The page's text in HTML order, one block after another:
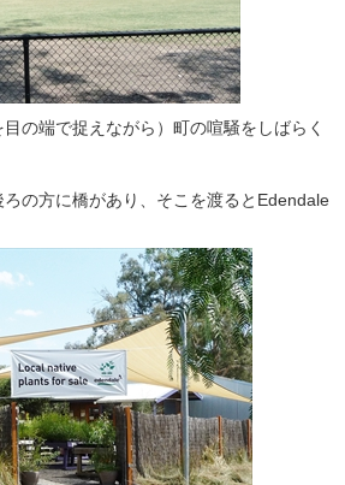
の端で捉えながら）町の喧騒をしばらく
の方に橋があり、そこを渡るとEdendale